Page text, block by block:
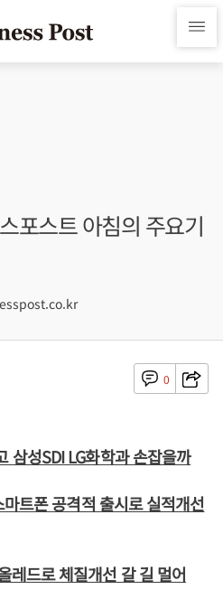
포스트 아침의 주요기
0
성SDI LG화학과 손잡을까
트폰 공격적 출시로 실적개선
레드로 체질개선 갈 길 멀어